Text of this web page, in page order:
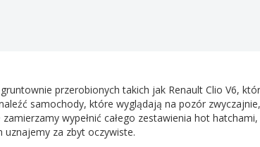
przerobionych takich jak Renault Clio V6,
samochody, które wyglądają na pozór
wypełnić całego zestawienia hot hatchami,
za zbyt oczywiste.